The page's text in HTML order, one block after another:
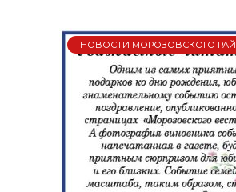
НОВОСТИ МОРОЗОВСКОГО